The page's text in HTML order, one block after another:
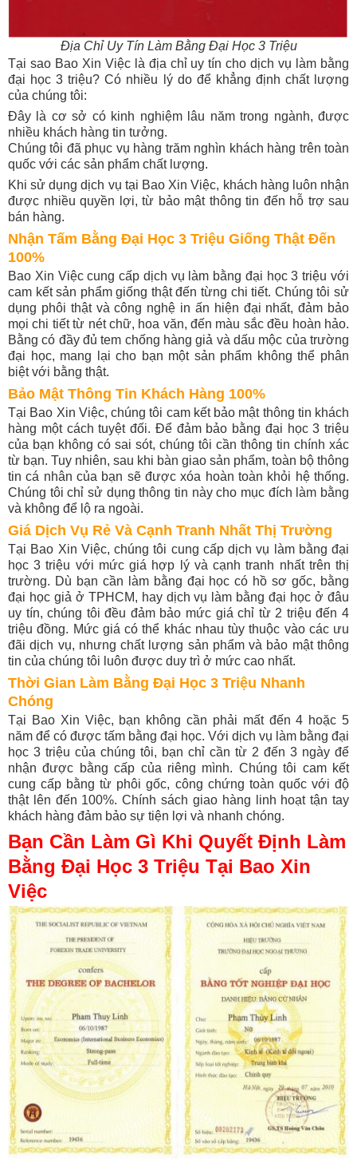
Địa Chỉ Uy Tín Làm Bằng Đại Học 3 Triệu
Tại sao Bao Xin Việc là địa chỉ uy tín cho dịch vụ làm bằng
đại học 3 triệu? Có nhiều lý do để khẳng định chất lượng
của chúng tôi:
Đây là cơ sở có kinh nghiệm lâu năm trong ngành, được
nhiều khách hàng tin tưởng.
Chúng tôi đã phục vụ hàng trăm nghìn khách hàng trên toàn
quốc với các sản phẩm chất lượng.
Khi sử dụng dịch vụ tại Bao Xin Việc, khách hàng luôn nhận
được nhiều quyền lợi, từ bảo mật thông tin đến hỗ trợ sau
bán hàng.
Nhận Tấm Bằng Đại Học 3 Triệu Giống Thật Đến
100%
Bao Xin Việc cung cấp dịch vụ làm bằng đại học 3 triệu với
cam kết sản phẩm giống thật đến từng chi tiết. Chúng tôi sử
dụng phôi thật và công nghệ in ấn hiện đại nhất, đảm bảo
mọi chi tiết từ nét chữ, hoa văn, đến màu sắc đều hoàn hảo.
Bằng có đầy đủ tem chống hàng giả và dấu mộc của trường
đại học, mang lại cho bạn một sản phẩm không thể phân
biệt với bằng thật.
Bảo Mật Thông Tin Khách Hàng 100%
Tại Bao Xin Việc, chúng tôi cam kết bảo mật thông tin khách
hàng một cách tuyệt đối. Để đảm bảo bằng đại học 3 triệu
của bạn không có sai sót, chúng tôi cần thông tin chính xác
từ bạn. Tuy nhiên, sau khi bàn giao sản phẩm, toàn bộ thông
tin cá nhân của bạn sẽ được xóa hoàn toàn khỏi hệ thống.
Chúng tôi chỉ sử dụng thông tin này cho mục đích làm bằng
và không để lộ ra ngoài.
Giá Dịch Vụ Rẻ Và Cạnh Tranh Nhất Thị Trường
Tại Bao Xin Việc, chúng tôi cung cấp dịch vụ làm bằng đại
học 3 triệu với mức giá hợp lý và cạnh tranh nhất trên thị
trường. Dù bạn cần làm bằng đại học có hồ sơ gốc, bằng
đại học giả ở TPHCM, hay dịch vụ làm bằng đại học ở đâu
uy tín, chúng tôi đều đảm bảo mức giá chỉ từ 2 triệu đến 4
triệu đồng. Mức giá có thể khác nhau tùy thuộc vào các ưu
đãi dịch vụ, nhưng chất lượng sản phẩm và bảo mật thông
tin của chúng tôi luôn được duy trì ở mức cao nhất.
Thời Gian Làm Bằng Đại Học 3 Triệu Nhanh
Chóng
Tại Bao Xin Việc, bạn không cần phải mất đến 4 hoặc 5
năm để có được tấm bằng đại học. Với dịch vụ làm bằng đại
học 3 triệu của chúng tôi, bạn chỉ cần từ 2 đến 3 ngày để
nhận được bằng cấp của riêng mình. Chúng tôi cam kết
cung cấp bằng từ phôi gốc, công chứng toàn quốc với độ
thật lên đến 100%. Chính sách giao hàng linh hoạt tận tay
khách hàng đảm bảo sự tiện lợi và nhanh chóng.
Bạn Cần Làm Gì Khi Quyết Định Làm
Bằng Đại Học 3 Triệu Tại Bao Xin
Việc